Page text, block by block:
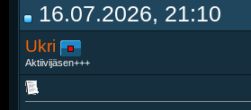
16.07.2026, 21:10
Ukri
Aktiivijäsen+++